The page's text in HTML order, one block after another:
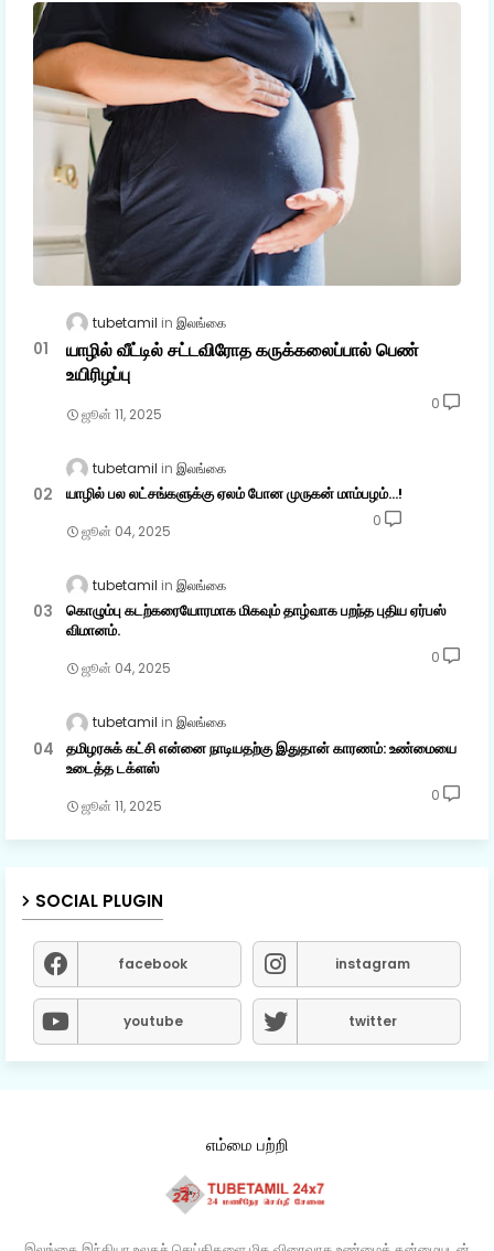
tubetamil இலங்கை
யாழில் வீட்டில் சட்டவிரோத கருக்கலைப்பால் பெண்
உயிரிழப்பு
ஜூன் 11, 2025
0
tubetamil இலங்கை
யாழில் பல லட்சங்களுக்கு ஏலம் போன முருகன் மாம்பழம்...!
ஜூன் 04, 2025
0
tubetamil இலங்கை
கொழும்பு கடற்கரையோரமாக மிகவும் தாழ்வாக பறந்த புதிய ஏர்பஸ்
விமானம்.
ஜூன் 04, 2025
0
tubetamil இலங்கை
தமிழரசுக் கட்சி என்னை நாடியதற்கு இதுதான் காரணம்: உண்மையை
உடைத்த டக்ளஸ்
ஜூன் 11, 2025
0
SOCIAL PLUGIN
facebook instagram
youtube twitter
எம்மை பற்றி